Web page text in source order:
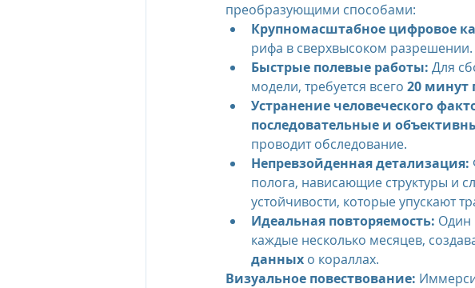
преобразующими способами:
Крупномасштабное цифровое
рифа в сверхвысоком разрешении.
Быстрые полевые работы: Для
модели, требуется всего 20 минут
Устранение человеческого
последовательные и
проводит обследование.
Непревзойденная детализация:
полога, нависающие структуры и
устойчивости, которые упускают
Идеальная повторяемость: Один
каждые несколько месяцев,
данных о кораллах.
Визуальное повествование: